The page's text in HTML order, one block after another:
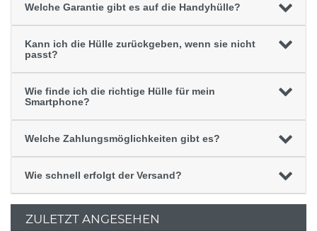
Welche Garantie gibt es auf die Handyhülle?
Kann ich die Hülle zurückgeben, wenn sie nicht
passt?
Wie finde ich die richtige Hülle für mein
Smartphone?
Welche Zahlungsmöglichkeiten gibt es?
Wie schnell erfolgt der Versand?
ZULETZT ANGESEHEN